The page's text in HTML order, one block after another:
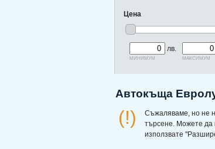
Цена
лв.
минимум
максимум
Автокъща
(!)
Съжаляваме, но не
търсене. Можете да
използвате